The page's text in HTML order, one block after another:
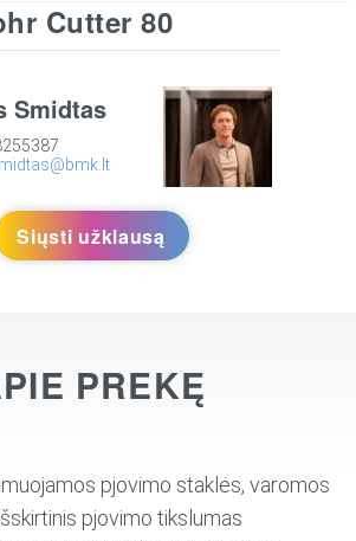
Cutter 80
Šmidtas
Siųsti užklausą
PREKĘ
pjovimo staklės, varomos
pjovimo tikslumas